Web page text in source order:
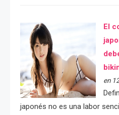
El
en
japonés no es una labor